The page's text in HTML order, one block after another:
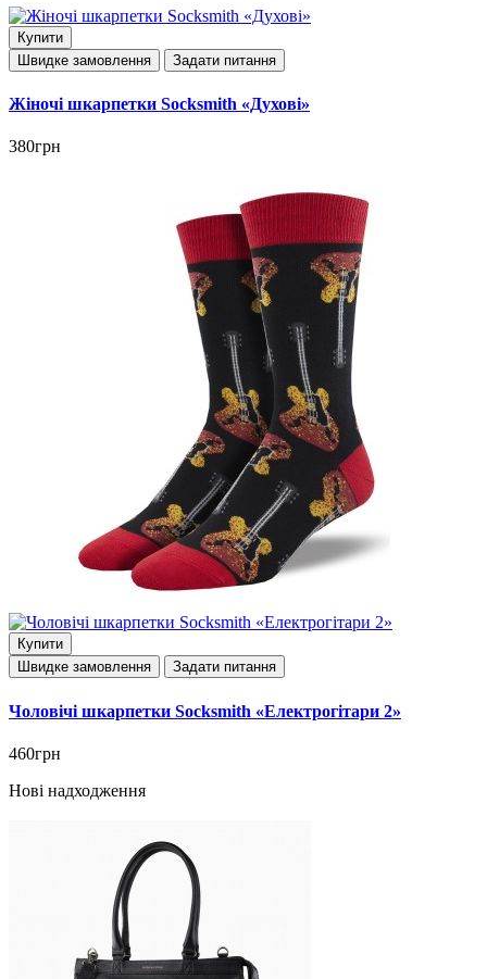
Купити
Швидке замовлення
Задати питання
Жіночі шкарпетки Socksmith «Духові»
380грн
Купити
Швидке замовлення
Задати питання
Чоловічі шкарпетки Socksmith «Електрогітари 2»
460грн
Нові надходження